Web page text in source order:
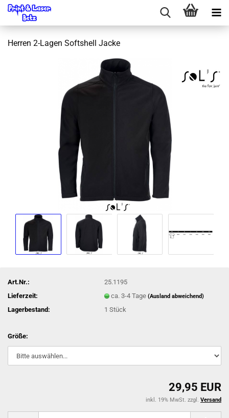
Herren 2-Lagen Softshell Jacke
Art.Nr.:
25.1195
Lieferzeit:
ca. 3-4 Tage(Ausland abweichend)
Lagerbestand: 1Stück
Größe:
29,95 EUR
inkl. 19% MwSt. zzgl. Versand